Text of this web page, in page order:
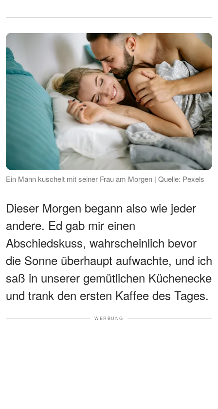
Ein Mann kuschelt mit seiner Frau am Morgen | Quelle: Pexels
Dieser Morgen begann also wie jeder
andere. Ed gab mir einen
Abschiedskuss, wahrscheinlich bevor
die Sonne überhaupt aufwachte, und ich
saß in unserer gemütlichen Küchenecke
und trank den ersten Kaffee des Tages.
WERBUNG